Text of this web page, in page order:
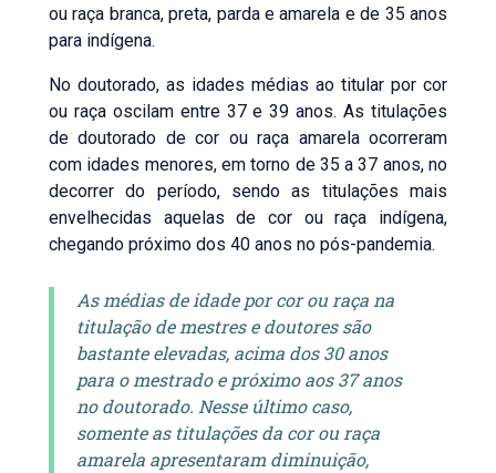
ou raça branca, preta, parda e amarela e de 35 anos
para indígena.
No doutorado, as idades médias ao titular por cor
ou raça oscilam entre 37 e 39 anos. As titulações
de doutorado de cor ou raça amarela ocorreram
com idades menores, em torno de 35 a 37 anos, no
decorrer do período, sendo as titulações mais
envelhecidas aquelas de cor ou raça indígena,
chegando próximo dos 40 anos no pós-pandemia.
As médias de idade por cor ou raça na
titulação de mestres e doutores são
bastante elevadas, acima dos 30 anos
para o mestrado e próximo aos 37 anos
no doutorado. Nesse último caso,
somente as titulações da cor ou raça
amarela apresentaram diminuição,